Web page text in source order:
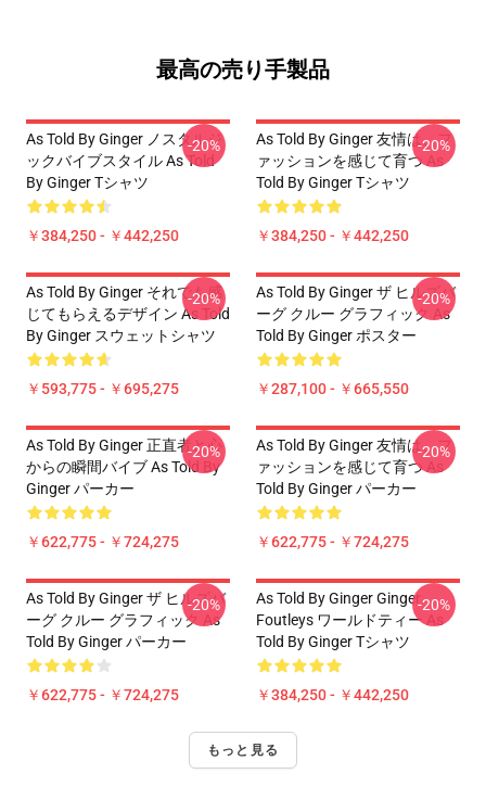
最高の売り手製品
As Told By Ginger ノスタルジ
ックバイブスタイル As Told
By Ginger Tシャツ
￥384,250 - ￥442,250
-20%
As Told By Ginger 友情は、フ
ァッションを感じて育つ As
Told By Ginger Tシャツ
￥384,250 - ￥442,250
-20%
As Told By Ginger それでも感
じてもらえるデザイン As Told
By Ginger スウェットシャツ
￥593,775 - ￥695,275
-20%
As Told By Ginger ザ ヒルズバ
ーグ クルー グラフィック As
Told By Ginger ポスター
￥287,100 - ￥665,550
-20%
As Told By Ginger 正直者と心
からの瞬間バイブ As Told By
Ginger パーカー
￥622,775 - ￥724,275
-20%
As Told By Ginger 友情は、フ
ァッションを感じて育つ As
Told By Ginger パーカー
￥622,775 - ￥724,275
-20%
As Told By Ginger ザ ヒルズバ
ーグ クルー グラフィック As
Told By Ginger パーカー
￥622,775 - ￥724,275
-20%
As Told By Ginger Ginger
Foutleys ワールドティー As
Told By Ginger Tシャツ
￥384,250 - ￥442,250
-20%
もっと見る